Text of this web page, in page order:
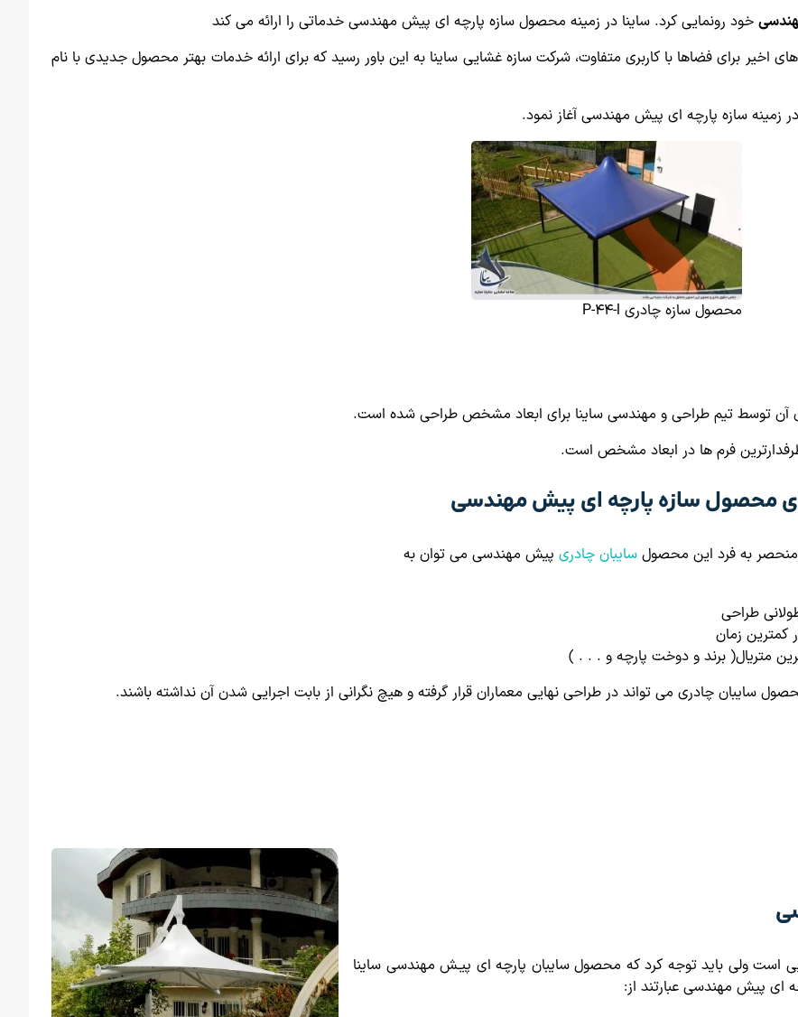
خود رونمایی کرد. ساینا در زمینه محصول سازه پارچه ای پیش مهندسی خدماتی را ارائه می کند
اخیر برای فضاها با کاربری متفاوت، شرکت سازه غشایی ساینا به این باور رسید که برای ارائه خدمات بهتر محصول جدیدی با نام
زمینه سازه پارچه ای پیش مهندسی آغاز نمود.
محصول سازه چادری P-44-l
توسط تیم طراحی و مهندسی ساینا برای ابعاد مشخص طراحی شده است.
محصول سازه پارچه ای پیش مهندسی
منحصر به فرد این محصول سایبان چادری پیش مهندسی می توان به
طراحی
کمترین زمان
متریال( برند و دوخت پارچه و . . . )
سایبان چادری می تواند در طراحی نهایی معماران قرار گرفته و هیچ نگرانی از بابت اجرایی شدن آن نداشته باشند.
است ولی باید توجه کرد که محصول سایبان پارچه ای پیـش مهندسی ساینا
پیش مهندسی عبارتند از: